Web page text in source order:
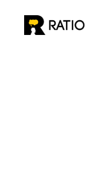
съдържанието